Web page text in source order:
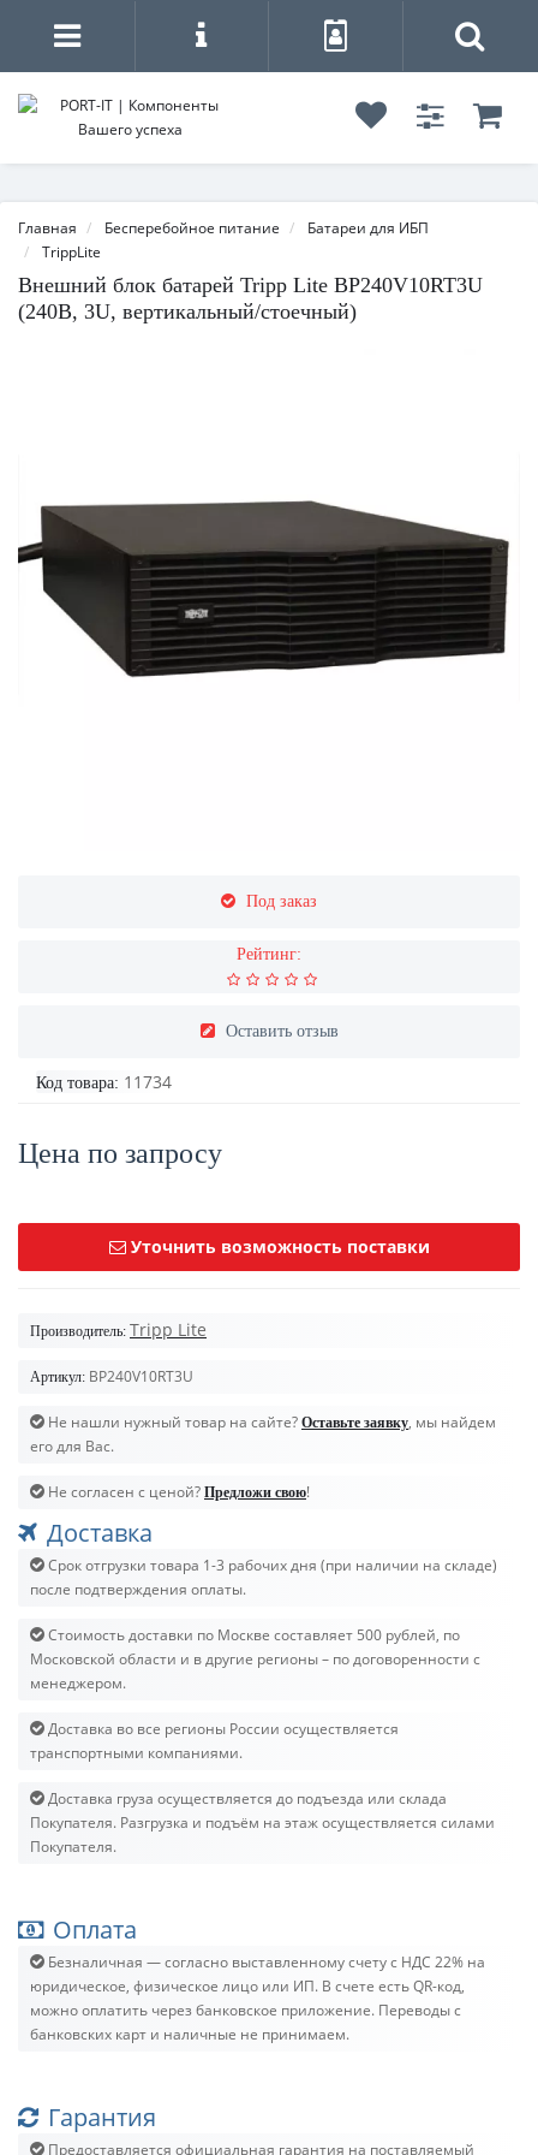
Главная Бесперебойное питание
Батареи для ИБП
TrippLite
Внешний блок батарей Tripp Lite BP240V10RT3U
(240В, 3U, вертикальный/стоечный)
Под заказ
Рейтинг:
Оставить отзыв
Код товара: 11734
Цена по запросу
Уточнить возможность поставки
Производитель: Tripp Lite
Артикул: BP240V10RT3U
Не нашли нужный товар на сайте? Оставьте заявку, мы найдем
его для Вас.
Не согласен с ценой? Предложи свою!
Доставка
Срок отгрузки товара 1-3 рабочих дня (при наличии на складе)
после подтверждения оплаты.
Стоимость доставки по Москве составляет 500 рублей, по
Московской области и в другие регионы – по договоренности с
менеджером.
Доставка во все регионы России осуществляется
транспортными компаниями.
Доставка груза осуществляется до подъезда или склада
Покупателя. Разгрузка и подъём на этаж осуществляется силами
Покупателя.
Оплата
Безналичная — согласно выставленному счету c НДС 22% на
юридическое, физическое лицо или ИП. В счете есть QR-код,
можно оплатить через банковское приложение. Переводы с
банковских карт и наличные не принимаем.
Гарантия
Предоставляется официальная гарантия на поставляемый